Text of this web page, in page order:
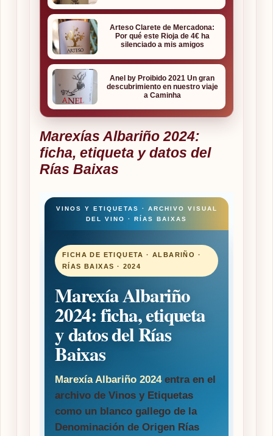
Arteso Clarete de Mercadona:
Por qué este Rioja de 4€ ha
silenciado a mis amigos
Anel by Proibido 2021 Un gran
descubrimiento en nuestro viaje
a Caminha
Marexías Albariño 2024:
ficha, etiqueta y datos del
Rías Baixas
VINOS Y ETIQUETAS · ARCHIVO VISUAL
DEL VINO · RÍAS BAIXAS
FICHA DE ETIQUETA · ALBARIÑO ·
RÍAS BAIXAS · 2024
Marexía Albariño
2024: ficha, etiqueta
y datos del Rías
Baixas
Marexía Albariño 2024entra en el
archivo de Vinos y Etiquetas
como un blanco gallego de la
Denominación de Origen Rías